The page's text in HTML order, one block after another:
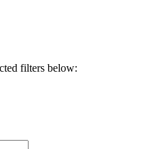
filters below: